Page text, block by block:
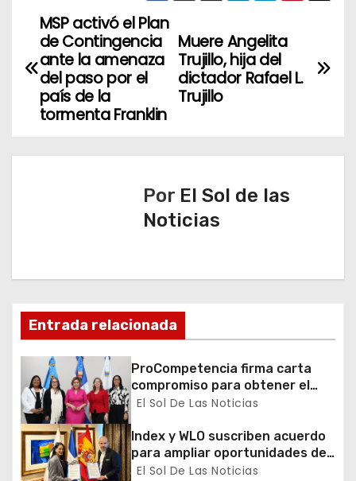
N
a
g
n
d
e
e
n
Muere Angelita
Trujillo, hija del
dictador Rafael L.
Trujillo
MSP activó el Plan
de Contingencia
ante la amenaza
del paso por el
país de la
tormenta Franklin
Por El Sol de las
Noticias
Entrada relacionada
ProCompetencia firma carta
compromiso para obtener el
Sello Igualando RD para el
El Sol De Las Noticias
Index y WLO suscriben acuerdo
para ampliar oportunidades de
formación de dominicanos en el
El Sol De Las Noticias